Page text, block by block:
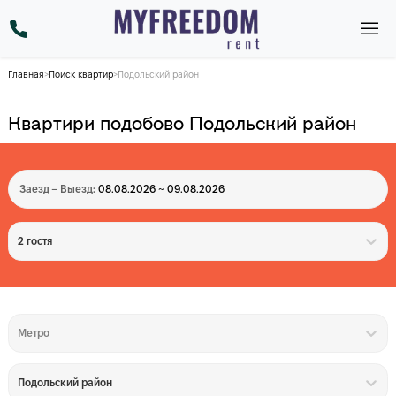
Главная>Поиск квартир> Подольский район
Квартири подобово Подольский район
Заезд – Выезд: 08.08.2026 ~ 09.08.2026
2 гостя
Метро
Подольский район